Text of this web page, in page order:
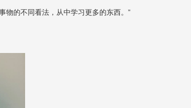
物的不同看法，从中学习更多的东西。”